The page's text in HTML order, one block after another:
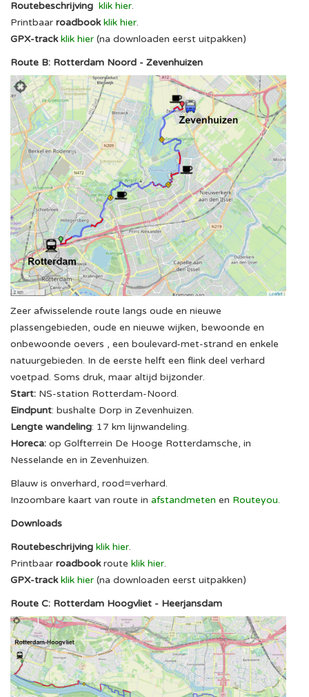
Routebeschrijving klik hier.
Printbaar roadbook klik hier.
GPX-track klik hier (na downloaden eerst uitpakken)
Route B: Rotterdam Noord - Zevenhuizen
Zeer afwisselende route langs oude en nieuwe
plassengebieden, oude en nieuwe wijken, bewoonde en
onbewoonde oevers , een boulevard-met-strand en enkele
natuurgebieden. In de eerste helft een flink deel verhard
voetpad. Soms druk, maar altijd bijzonder.
Start: NS-station Rotterdam-Noord.
Eindpunt: bushalte Dorp in Zevenhuizen.
Lengte wandeling: 17 km lijnwandeling.
Horeca: op Golfterrein De Hooge Rotterdamsche, in
Nesselande en in Zevenhuizen.
Blauw is onverhard, rood=verhard.
Inzoombare kaart van route in afstandmeten en Routeyou.
Downloads
Routebeschrijving klik hier.
Printbaar roadbookroute klik hier.
GPX-track klik hier (na downloaden eerst uitpakken)
Route C: Rotterdam Hoogvliet - Heerjansdam